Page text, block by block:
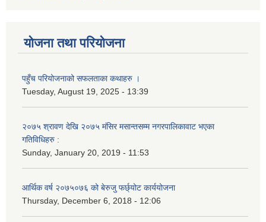
योजना तथा परियोजना
पहुँच परियोजनाको सफलताका कथाहरु ।
Tuesday, August 19, 2025 - 13:39
२०७५ श्रावण देखि २०७५ मंसिर मसान्तसम्म नगरपालिकावाट भएका
गतिविधिहरु :
Sunday, January 20, 2019 - 11:53
आर्थिक वर्ष २०७५०७६ को बेरुजु फर्छ्योट कार्ययोजना
Thursday, December 6, 2018 - 12:06